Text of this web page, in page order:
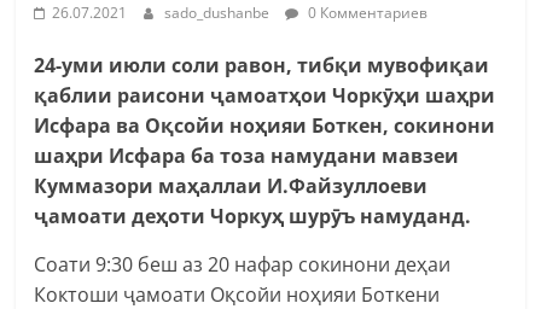
26.07.2021 sado_dushanbe 0 Комментариев
24-уми июли соли равон, тибқи мувофиқаи
қаблии раисони ҷамоатҳои Чоркӯҳи шаҳри
Исфара ва Оқсойи ноҳияи Боткен, сокинони
шаҳри Исфара ба тоза намудани мавзеи
Куммазори маҳаллаи И.Файзуллоеви
ҷамоати деҳоти Чоркуҳ шурӯъ намуданд.
Соати 9:30 беш аз 20 нафар сокинони деҳаи
Коктоши ҷамоати Оқсойи ноҳияи Боткени